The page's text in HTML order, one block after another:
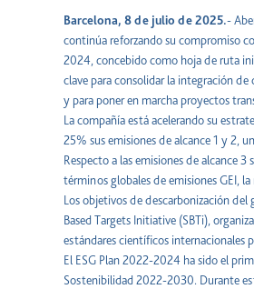
Barcelona, 8 de julio de 2025.-
continúa reforzando su compromiso
2024, concebido como hoja de ruta
clave para consolidar la integración
y para poner en marcha proyectos
La compañía está acelerando su
25% sus emisiones de alcance 1 y 2,
Respecto a las emisiones de alcance
términos globales de emisiones GEI,
Los objetivos de descarbonización
Based Targets Initiative (SBTi),
estándares científicos internacionales
El ESG Plan 2022-2024 ha sido el
Sostenibilidad 2022-2030. Durante